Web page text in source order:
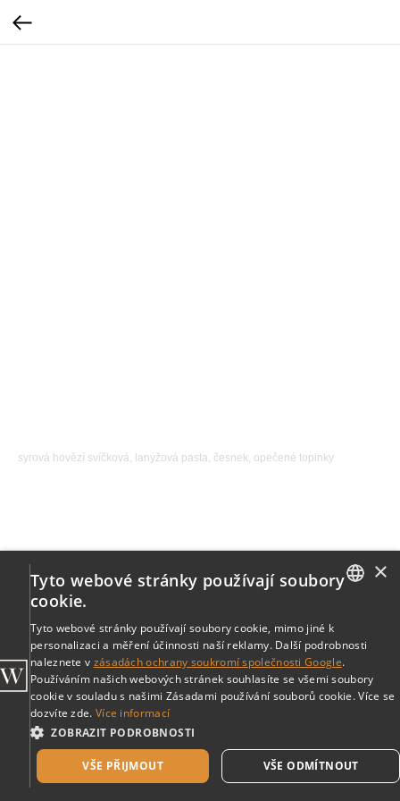
syrová hovězí svíčková, lanýžová pasta, česnek, opečené topinky
CZECH
×
Tyto webové stránky používají soubory
cookie.
Tyto webové stránky používají soubory cookie, mimo jiné k
personalizaci a měření účinnosti naší reklamy. Další podrobnosti
naleznete v zásadách ochrany soukromí společnosti Google.
Používáním našich webových stránek souhlasíte se všemi soubory
cookie v souladu s našimi Zásadami používání souborů cookie. Více se
dozvíte zde. Více informací
ZOBRAZIT PODROBNOSTI
VŠE PŘIJMOUT VŠE ODMÍTNOUT